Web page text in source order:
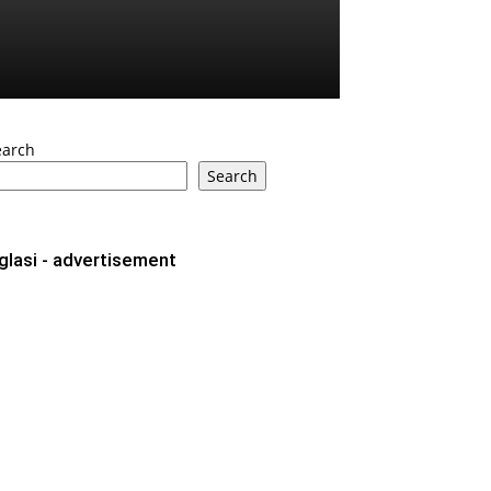
Search
- advertisement